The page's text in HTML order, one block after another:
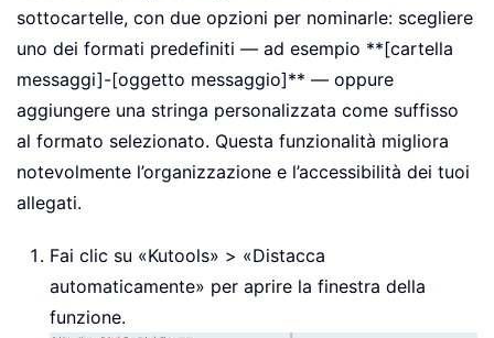
sottocartelle, con due opzioni per nominarle: scegliere
uno dei formati predefiniti — ad esempio **[cartella
messaggi]-[oggetto messaggio]** — oppure
aggiungere una stringa personalizzata come suffisso
al formato selezionato. Questa funzionalità migliora
notevolmente l’organizzazione e l’accessibilità dei tuoi
allegati.
Fai clic su «Kutools» > «Distacca
automaticamente» per aprire la finestra della
funzione.